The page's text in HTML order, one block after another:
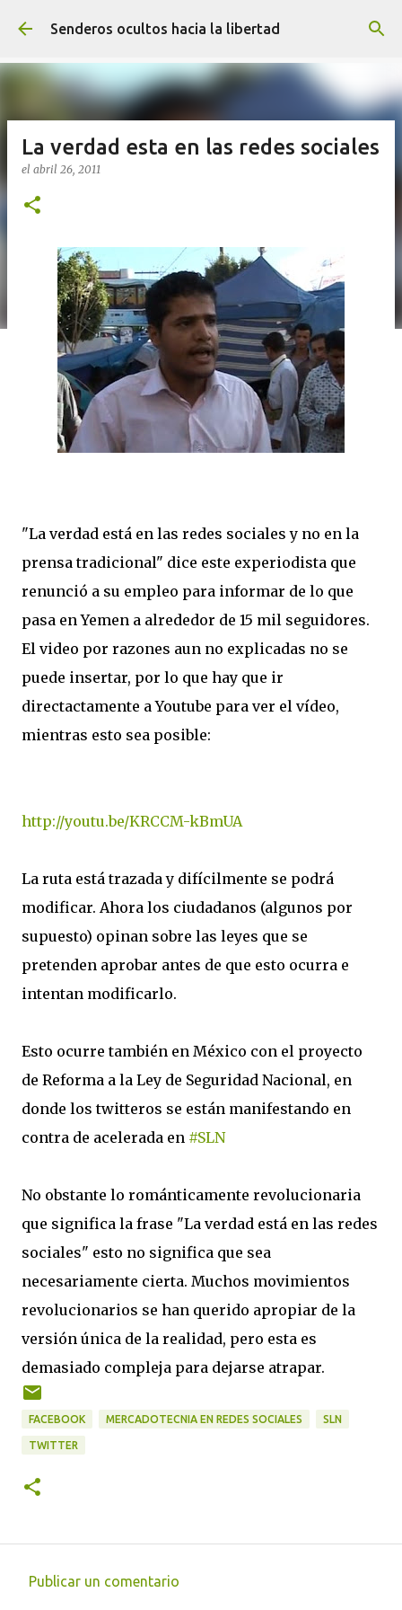
Ir al contenido principal
Senderos ocultos hacia la libertad
La verdad esta en las redes sociales
el abril 26, 2011
"La verdad está en las redes sociales y no en la
prensa tradicional" dice este experiodista que
renunció a su empleo para informar de lo que
pasa en Yemen a alrededor de 15 mil seguidores.
El video por razones aun no explicadas no se
puede insertar, por lo que hay que ir
directactamente a Youtube para ver el vídeo,
mientras esto sea posible:
http://youtu.be/KRCCM-kBmUA
La ruta está trazada y difícilmente se podrá
modificar. Ahora los ciudadanos (algunos por
supuesto) opinan sobre las leyes que se
pretenden aprobar antes de que esto ocurra e
intentan modificarlo.
Esto ocurre también en México con el proyecto
de Reforma a la Ley de Seguridad Nacional, en
donde los twitteros se están manifestando en
contra de acelerada en #SLN
No obstante lo románticamente revolucionaria
que significa la frase "La verdad está en las redes
sociales" esto no significa que sea
necesariamente cierta. Muchos movimientos
revolucionarios se han querido apropiar de la
versión única de la realidad, pero esta es
demasiado compleja para dejarse atrapar.
FACEBOOK MERCADOTECNIA EN REDES SOCIALES SLN
TWITTER
Publicar un comentario